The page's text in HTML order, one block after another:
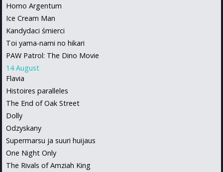
Homo Argentum
Ice Cream Man
Kandydaci śmierci
Toi yama-nami no hikari
PAW Patrol: The Dino Movie
14 August
Flavia
Histoires paralleles
The End of Oak Street
Dolly
Odzyskany
Supermarsu ja suuri huijaus
One Night Only
The Rivals of Amziah King